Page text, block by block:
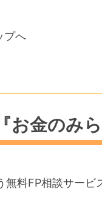
プへ
お金のみ
料FP相談サービ